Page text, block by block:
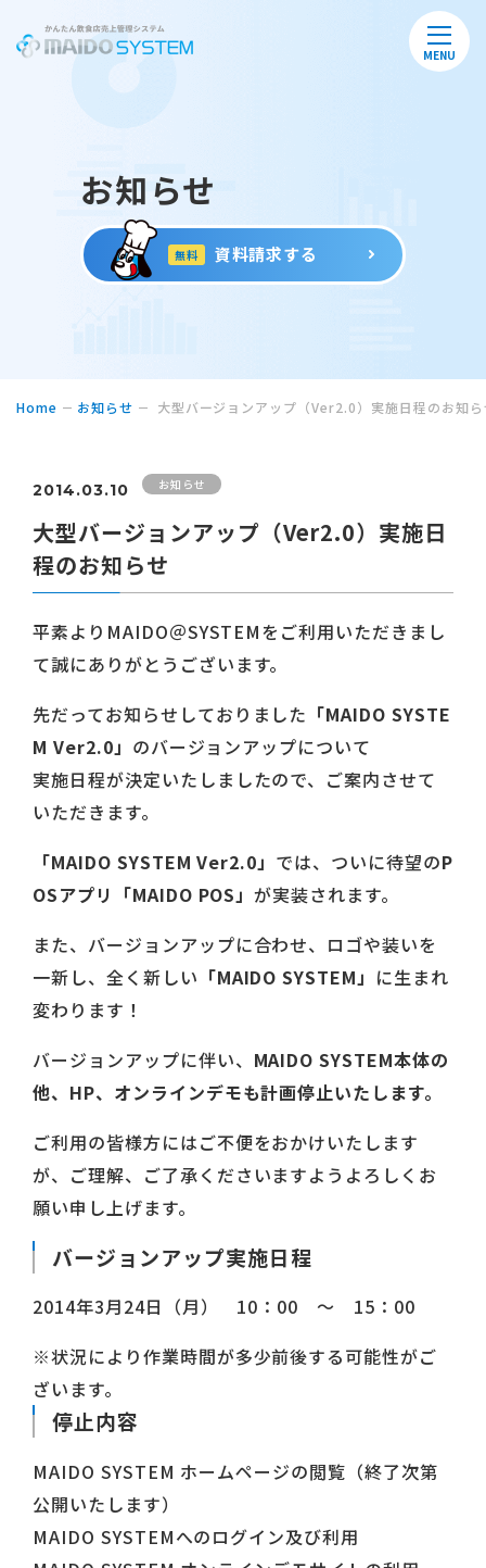
MENU
お知らせ
無料 資料請求する
Home お知らせ 大型バージョンアップ（Ver2.0）実施日程のお知
2014.03.10 お知らせ
大型バージョンアップ（Ver2.0）実施日
程のお知らせ
平素よりMAIDO＠SYSTEMをご利用いただきまし
て誠にありがとうございます。
先だってお知らせしておりました 「MAIDO SYSTE
M Ver2.0」 のバージョンアップについて
実施日程が決定いたしましたので、ご案内させて
いただきます。
「MAIDO SYSTEM Ver2.0」 では、ついに待望のP
OSアプリ「MAIDO POS」が実装されます。
また、バージョンアップに合わせ、ロゴや装いを
一新し、全く新しい 「MAIDO SYSTEM」 に生まれ
変わります！
バージョンアップに伴い、 MAIDO SYSTEM本体の
他、HP、オンラインデモも計画停止いたします。
ご利用の皆様方にはご不便をおかけいたします
が、ご理解、ご了承くださいますようよろしくお
願い申し上げます。
バージョンアップ実施日程
2014年3月24日（月） 10：00 ～ 15：00
※状況により作業時間が多少前後する可能性がご
ざいます。
停止内容
MAIDO SYSTEM ホームページの閲覧（終了次第
公開いたします）
MAIDO SYSTEMへのログイン及び利用